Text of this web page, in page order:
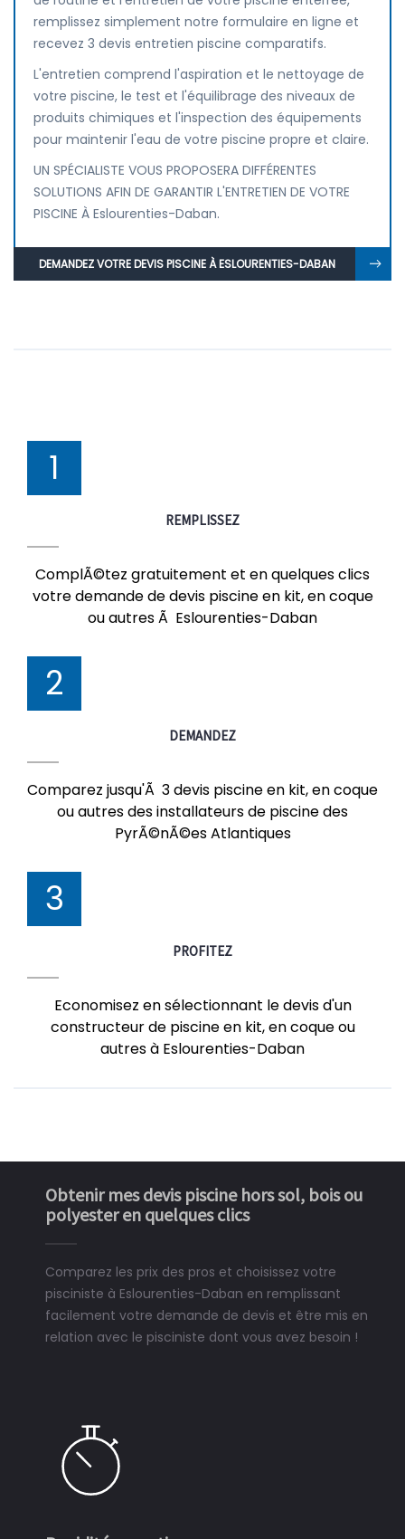
remplissez simplement notre formulaire en ligne et
recevez 3 devis entretien piscine comparatifs.
L'entretien comprend l'aspiration et le nettoyage de
votre piscine, le test et l'équilibrage des niveaux de
produits chimiques et l'inspection des équipements
pour maintenir l'eau de votre piscine propre et claire.
UN SPÉCIALISTE VOUS PROPOSERA DIFFÉRENTES
SOLUTIONS AFIN DE GARANTIR L'ENTRETIEN DE VOTRE
PISCINE À Eslourenties-Daban.
DEMANDEZ VOTRE DEVIS PISCINE À ESLOURENTIES-DABAN
1
REMPLISSEZ
ComplÃ©tez gratuitement et en quelques clics
votre demande de devis piscine en kit, en coque
ou autres Ã Eslourenties-Daban
2
DEMANDEZ
Comparez jusqu'Ã 3 devis piscine en kit, en coque
ou autres des installateurs de piscine des
PyrÃ©nÃ©es Atlantiques
3
PROFITEZ
Economisez en sélectionnant le devis d'un
constructeur de piscine en kit, en coque ou
autres à Eslourenties-Daban
Obtenir mes devis piscine hors sol, bois ou
polyester en quelques clics
Comparez les prix des pros et choisissez votre
pisciniste à Eslourenties-Daban en remplissant
facilement votre demande de devis et être mis en
relation avec le pisciniste dont vous avez besoin !